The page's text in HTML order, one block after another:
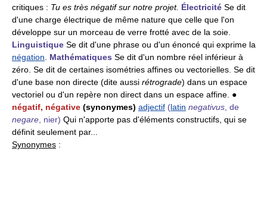
critiques : Tu es très négatif sur notre projet. Électricité Se dit
d'une charge électrique de même nature que celle que l'on
développe sur un morceau de verre frotté avec de la soie.
Linguistique Se dit d'une phrase ou d'un énoncé qui exprime la
négation
Mathématiques Se dit d'un nombre réel inférieur à
zéro. Se dit de certaines isométries affines ou vectorielles. Se dit
d'une base non directe (dite aussi rétrograde) dans un espace
vectoriel ou d'un repère non direct dans un espace affine. ●
négatif, négative (synonymes) adjectif (latin negativus , de
negare , nier) Qui n'apporte pas d'éléments constructifs, qui se
définit seulement par...
Synonymes :